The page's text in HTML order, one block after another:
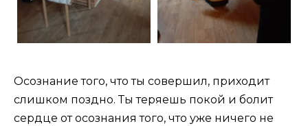
Осознание того, что ты совершил, приходит
слишком поздно. Ты теряешь покой и болит
сердце от осознания того, что уже ничего не